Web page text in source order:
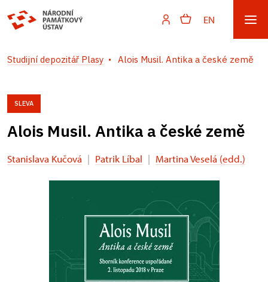
EN
Studijní depozitář Plasy Alois Musil. Antika a české země
SLEVA
Alois Musil. Antika a české země
Stanislava Kučová | Patrik Líbal | Martina Veselá (edd.)